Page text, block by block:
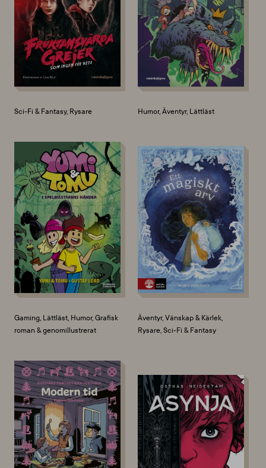
Sci-Fi & Fantasy, Rysare Humor, Äventyr, Lättläst
Gaming, Lättläst, Humor, Grafisk
roman & genomillustrerat
Äventyr, Vänskap & Kärlek,
Rysare, Sci-Fi & Fantasy